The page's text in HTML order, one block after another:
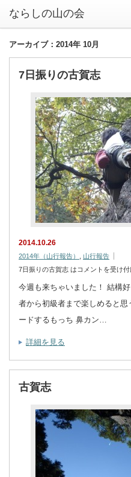
アーカイブ：2014年 10月
7日振りの古賀志
2014.10.26
2014年（山行報告） , 山行報告
7日振りの古賀志 はコメントを受け
今週も来ちゃいました！ 結構
者から初級者まで楽しめると
ードするもっち 鼻カン…
詳細を見る
古賀志